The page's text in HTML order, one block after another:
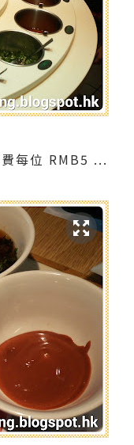
每位 RMB5 ...